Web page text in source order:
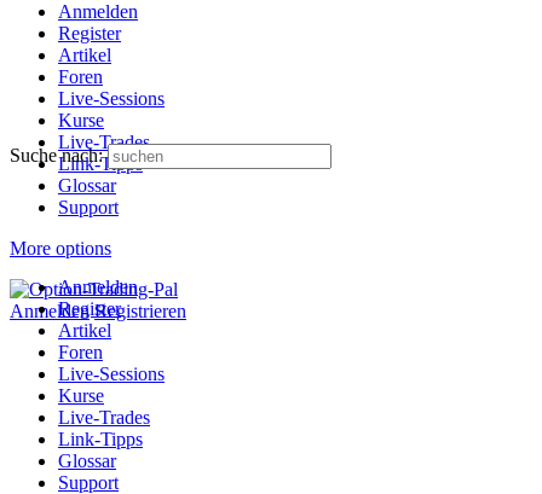
Anmelden
Register
Artikel
Foren
Live-Sessions
Kurse
Live-Trades
Link-Tipps
Glossar
Support
More options
Anmelden Registrieren
Suche nach:
Anmelden
Register
Artikel
Foren
Live-Sessions
Kurse
Live-Trades
Link-Tipps
Glossar
Support